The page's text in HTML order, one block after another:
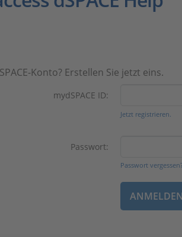
Konto? Erstellen Sie jetzt eins.
mydSPACE ID:
Jetzt registrieren.
Passwort:
Passwort